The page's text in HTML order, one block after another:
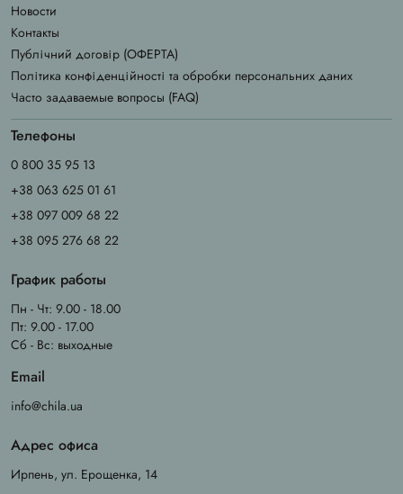
Новости
Контакты
Публічний договір (ОФЕРТА)
Політика конфіденційності та обробки персональних даних
Часто задаваемые вопросы (FAQ)
Телефоны
0 800 35 95 13
+38 063 625 01 61
+38 097 009 68 22
+38 095 276 68 22
График работы
Пн - Чт: 9.00 - 18.00
Пт: 9.00 - 17.00
Сб - Вс: выходные
Email
info@chila.ua
Адрес офиса
Ирпень, ул. Ерощенка, 14